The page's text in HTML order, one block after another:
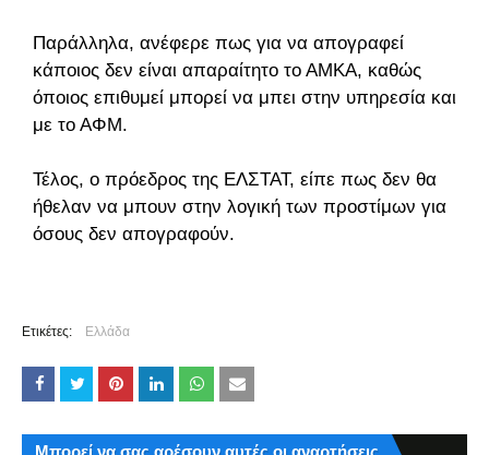
Παράλληλα, ανέφερε πως για να απογραφεί
κάποιος δεν είναι απαραίτητο το ΑΜΚΑ, καθώς
όποιος επιθυμεί μπορεί να μπει στην υπηρεσία και
με το ΑΦΜ.
Τέλος, ο πρόεδρος της ΕΛΣΤΑΤ, είπε πως δεν θα
ήθελαν να μπουν στην λογική των προστίμων για
όσους δεν απογραφούν.
Ετικέτες: Ελλάδα
Μπορεί να σας αρέσουν αυτές οι αναρτήσεις